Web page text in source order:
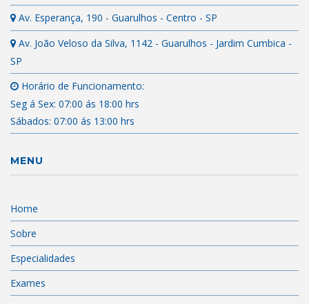
Av. Esperança, 190 - Guarulhos - Centro - SP
Av. João Veloso da Silva, 1142 - Guarulhos - Jardim Cumbica -
SP
Horário de Funcionamento:
Seg á Sex: 07:00 ás 18:00 hrs
Sábados: 07:00 ás 13:00 hrs
MENU
Home
Sobre
Especialidades
Exames